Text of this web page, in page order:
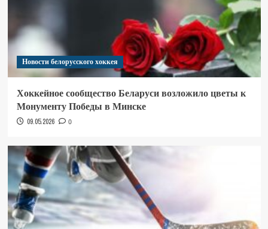
Новости белорусского хоккея
Хоккейное сообщество Беларуси возложило цветы к
Монументу Победы в Минске
09.05.2026 0